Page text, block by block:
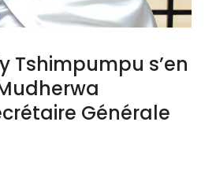
Tshimpumpu s’en
Générale